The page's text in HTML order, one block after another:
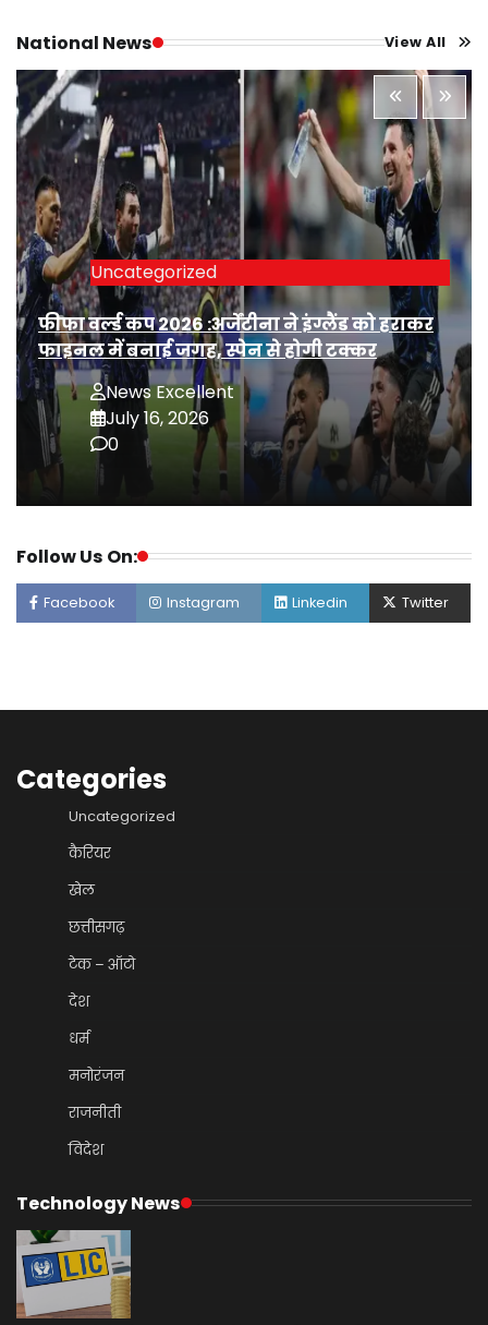
National News View All
Uncategorized
फीफा वर्ल्ड कप 2026 :अर्जेंटीना ने इंग्लैंड को हराकर
फाइनल में बनाई जगह, स्पेन से होगी टक्कर
News Excellent
July 16, 2026
0
Follow Us On:
Facebook Instagram Linkedin Twitter
Categories
Uncategorized
कैरियर
खेल
छत्तीसगढ़
टेक – ऑटो
देश
धर्म
मनोरंजन
राजनीती
विदेश
Technology News